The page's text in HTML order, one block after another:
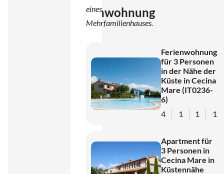
Ferienwohnung
Nähe
Cecina
Mare
Strand
eines
Mehrfamilienhauses.
Ferienwohnung
für 3 Personen
in der Nähe der
Küste in Cecina
Mare (IT0236-
6)
4
1 1 1
Apartment für
3 Personen in
Cecina Mare in
Küstennähe